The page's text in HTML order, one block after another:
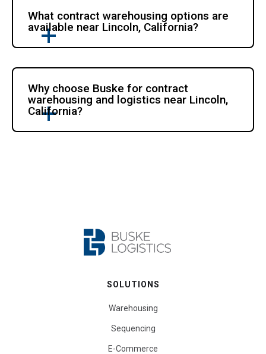
What contract warehousing options are
available near Lincoln, California?
Why choose Buske for contract
warehousing and logistics near Lincoln,
California?
SOLUTIONS
Warehousing
Sequencing
E-Commerce